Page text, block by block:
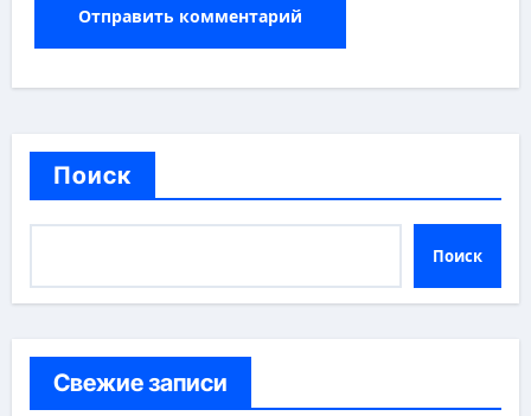
Поиск
Поиск
Свежие записи